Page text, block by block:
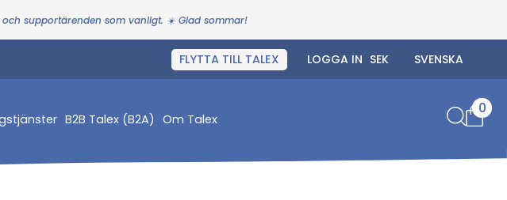
supportärenden som vanligt. ☀️ Glad sommar!
FLYTTA TILL TALEX LOGGA IN
B2B Talex (B2A) Om Talex
0